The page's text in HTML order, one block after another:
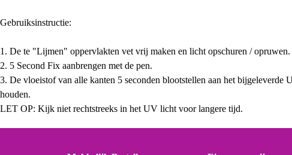
Gebruiksinstructie:
1. De te "Lijmen" oppervlakten vet vrij maken en licht opschuren / opruwen.
2. 5 Second Fix aanbrengen met de pen.
3. De vloeistof van alle kanten 5 seconden blootstellen aan het
houden.
LET OP: Kijk niet rechtstreeks in het UV licht voor langere tijd.